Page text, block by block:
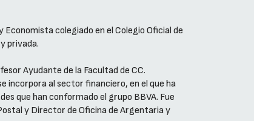
colegiado en el Colegio Oficial de
privada.
Ayudante de la Facultad de CC.
incorpora al sector financiero, en el que ha
que han conformado el grupo BBVA. Fue
y Director de Oficina de Argentaria y